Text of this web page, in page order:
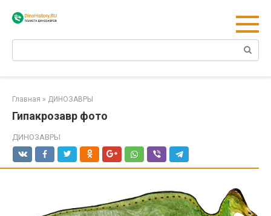
Главная » ДИНОЗАВРЫ
Гипакрозавр фото
ДИНОЗАВРЫ